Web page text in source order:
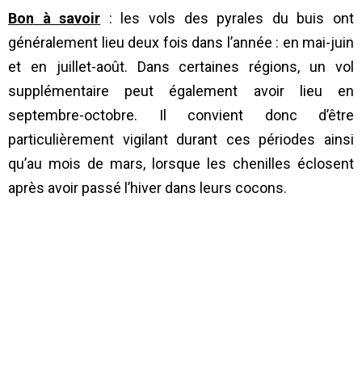
Bon à savoir : les vols des pyrales du buis ont
généralement lieu deux fois dans l’année : en mai-juin
et en juillet-août. Dans certaines régions, un vol
supplémentaire peut également avoir lieu en
septembre-octobre. Il convient donc d’être
particulièrement vigilant durant ces périodes ainsi
qu’au mois de mars, lorsque les chenilles éclosent
après avoir passé l’hiver dans leurs cocons.